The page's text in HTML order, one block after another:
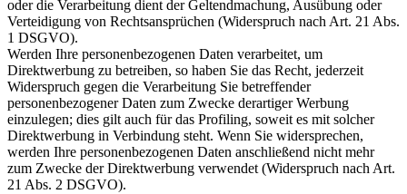
oder die Verarbeitung dient der Geltendmachung, Ausübung oder
Verteidigung von Rechtsansprüchen (Widerspruch nach Art. 21 Abs.
1 DSGVO).
Werden Ihre personenbezogenen Daten verarbeitet, um
Direktwerbung zu betreiben, so haben Sie das Recht, jederzeit
Widerspruch gegen die Verarbeitung Sie betreffender
personenbezogener Daten zum Zwecke derartiger Werbung
einzulegen; dies gilt auch für das Profiling, soweit es mit solcher
Direktwerbung in Verbindung steht. Wenn Sie widersprechen,
werden Ihre personenbezogenen Daten anschließend nicht mehr
zum Zwecke der Direktwerbung verwendet (Widerspruch nach Art.
21 Abs. 2 DSGVO).